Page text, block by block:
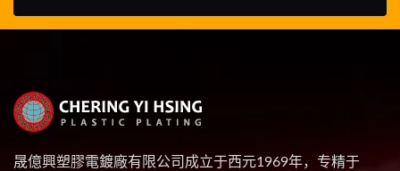
晟億興塑膠電鍍廠有限公司成立于西元1969年，专精于